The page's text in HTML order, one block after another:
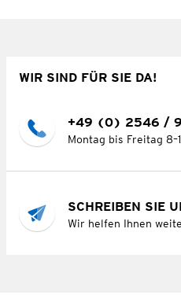
WIR SIND FÜR SIE DA!
+49 (0) 2546 /
Montag bis Freitag
SCHREIBEN SIE
Wir helfen Ihnen